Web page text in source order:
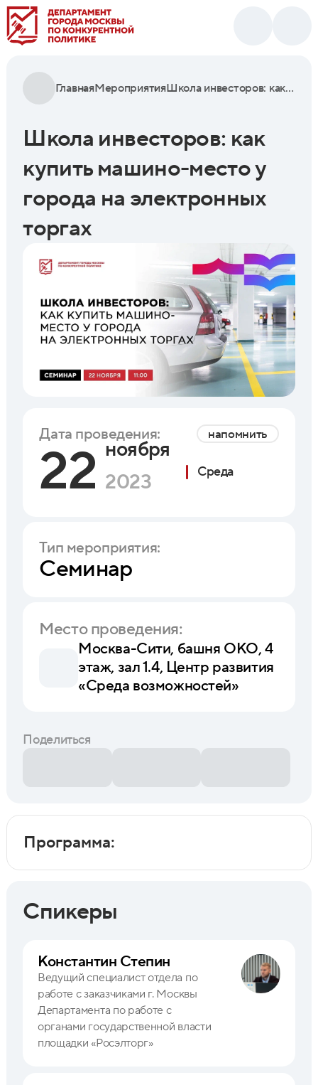
ГлавнаяМероприятия Школа инвесторов: как купить машино-место у города на электронных торгах
Школа инвесторов: как
купить машино-место у
города на электронных
торгах
Дата проведения: напомнить
22 ноября
2023
Среда
Тип мероприятия:
Семинар
Место проведения:
Москва-Сити, башня ОКО, 4
этаж, зал 1.4, Центр развития
«Среда возможностей»
Поделиться
Программа:
Спикеры
Константин Степин
Ведущий специалист отдела по
работе с заказчиками г. Москвы
Департамента по работе с
органами государственной власти
площадки «Росэлторг»